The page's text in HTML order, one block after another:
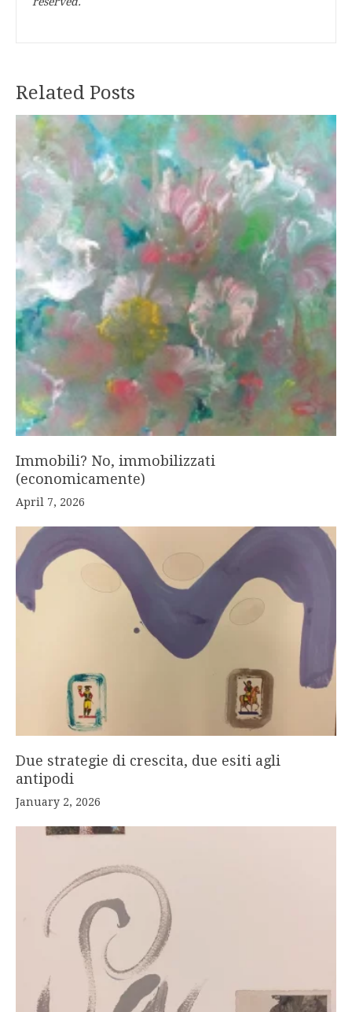
Related Posts
Immobili? No, immobilizzati
(economicamente)
April 7, 2026
Due strategie di crescita, due esiti agli
antipodi
January 2, 2026